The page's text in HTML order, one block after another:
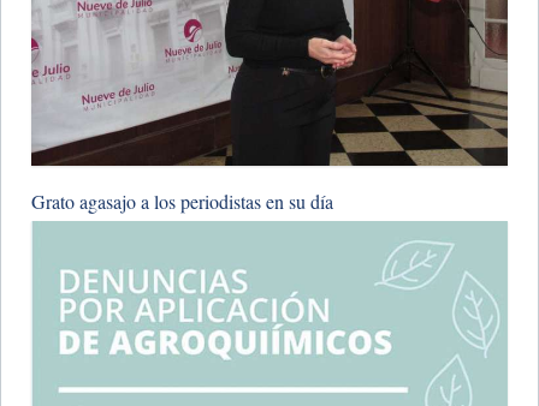
Grato agasajo a los periodistas en su día